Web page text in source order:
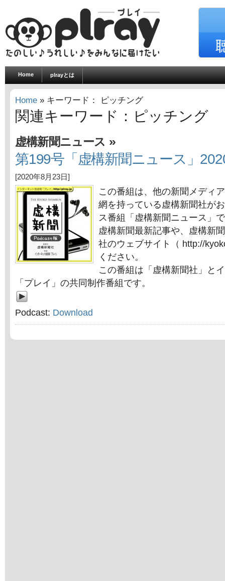
Home plrayとは
Home » キーワード： ピッチング
関連キーワード：ピッチング
虚構新聞ニュース »
第199号「虚構新聞ニュース」
[2020年8月23日]
この番組は、他の新聞メディ
網を持っている虚構新聞社が
ス番組「虚構新聞ニュース」
虚構新聞最新記事や、虚構新
社のウェブサイト（ http://
ください。
この番組は「虚構新聞社」と
「プレイ」の共同制作番組です。
Podcast: Download